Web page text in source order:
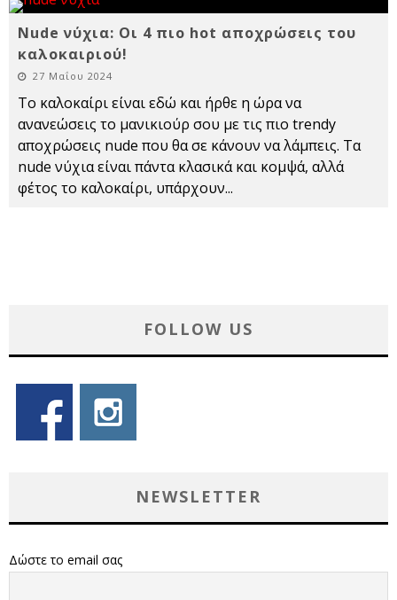
Nude νύχια: Οι 4 πιο hot αποχρώσεις του
καλοκαιριού!
27 Μαΐου 2024
Το καλοκαίρι είναι εδώ και ήρθε η ώρα να
ανανεώσεις το μανικιούρ σου με τις πιο trendy
αποχρώσεις nude που θα σε κάνουν να λάμπεις. Τα
nude νύχια είναι πάντα κλασικά και κομψά, αλλά
φέτος το καλοκαίρι, υπάρχουν...
FOLLOW US
NEWSLETTER
Δώστε το email σας